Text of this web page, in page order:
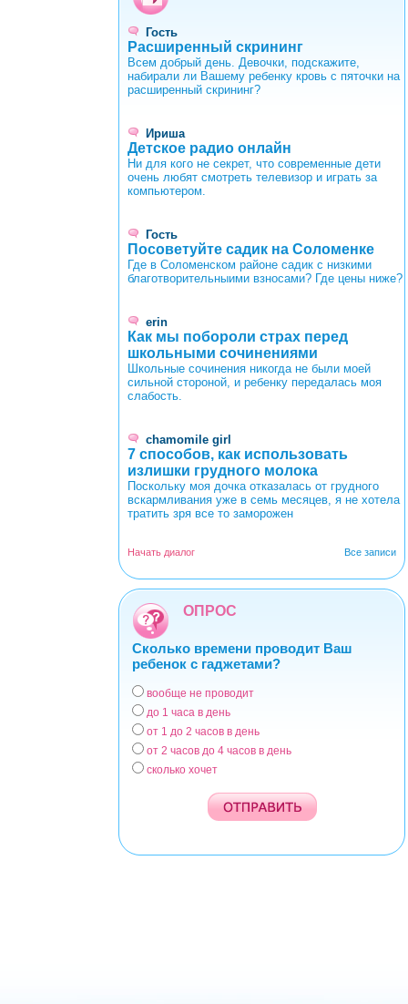
Гость
Расширенный скрининг
Всем добрый день. Девочки, подскажите,
набирали ли Вашему ребенку кровь с пяточки на
расширенный скрининг?
Ириша
Детское радио онлайн
Ни для кого не секрет, что современные дети
очень любят смотреть телевизор и играть за
компьютером.
Гость
Посоветуйте садик на Соломенке
Где в Соломенском районе садик с низкими
благотворительныими взносами? Где цены ниже?
erin
Как мы побороли страх перед
школьными сочинениями
Школьные сочинения никогда не были моей
сильной стороной, и ребенку передалась моя
слабость.
chamomile girl
7 способов, как использовать
излишки грудного молока
Поскольку моя дочка отказалась от грудного
вскармливания уже в семь месяцев, я не хотела
тратить зря все то заморожен
Все записи
Начать диалог
ОПРОС
Сколько времени проводит Ваш
ребенок с гаджетами?
Варианты
вообще не проводит
до 1 часа в день
от 1 до 2 часов в день
от 2 часов до 4 часов в день
сколько хочет